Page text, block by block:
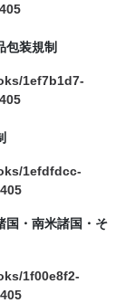
包装規制
1ef7b1d7-
1efdfdcc-
国・南米諸国・そ
1f00e8f2-